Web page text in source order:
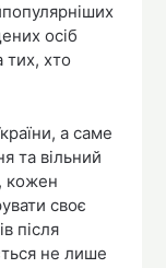
осіб
тих, хто
а саме
та вільний
кожен
своє
після
не лише